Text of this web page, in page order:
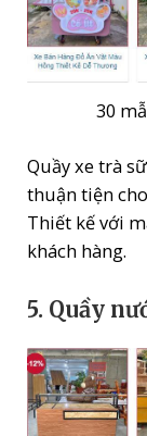
30
Quầy xe trà
thuận tiện
Thiết kế với
khách hàng.
5. Quầy